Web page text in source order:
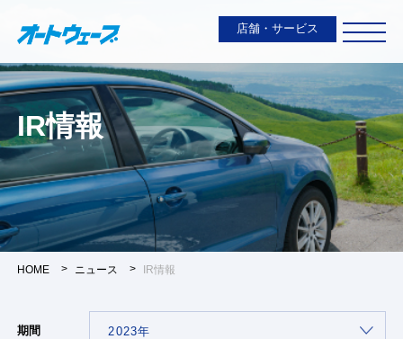
店舗・サービス
IR情報
HOME ニュース IR情報
期間